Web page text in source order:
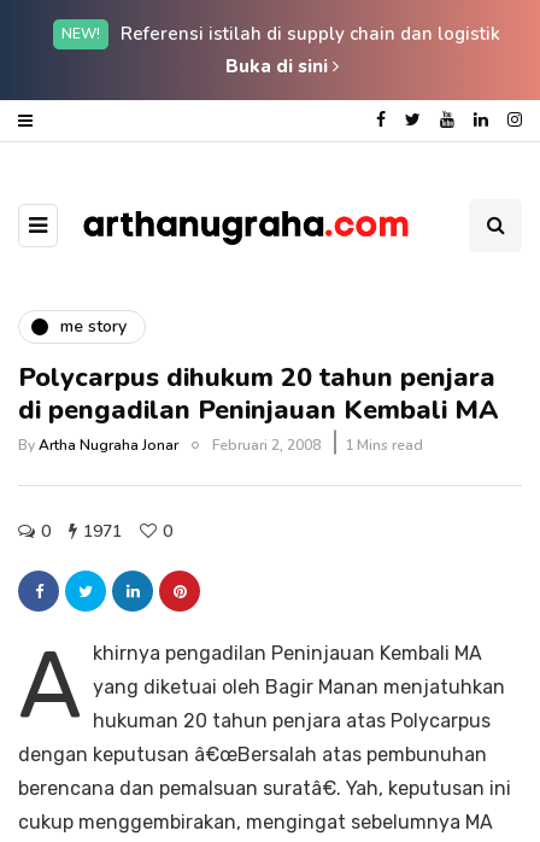
NEW!
Referensi istilah di supply chain dan logistik
Buka di sini
me story
Polycarpus dihukum 20 tahun penjara
di pengadilan Peninjauan Kembali MA
ByArtha Nugraha Jonar Februari 2, 2008 1 Mins read
0 1971 0
A
khirnya pengadilan Peninjauan Kembali MA
yang diketuai oleh Bagir Manan menjatuhkan
hukuman 20 tahun penjara atas Polycarpus
dengan keputusan â€œBersalah atas pembunuhan
berencana dan pemalsuan suratâ€. Yah, keputusan ini
cukup menggembirakan, mengingat sebelumnya MA